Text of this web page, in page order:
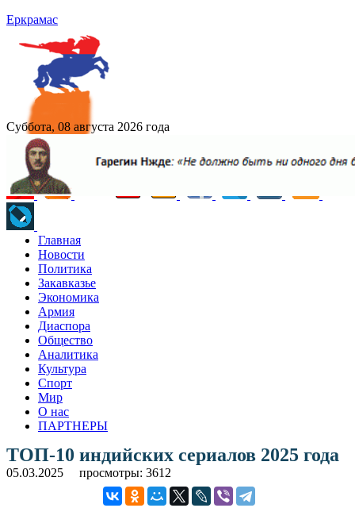
Еркрамас
Суббота, 08 августа 2026 года
Главная
Новости
Политика
Закавказье
Экономика
Армия
Диаспора
Общество
Аналитика
Культура
Спорт
Мир
О нас
ПАРТНЕРЫ
ТОП-10 индийских сериалов 2025 года
05.03.2025 просмотры: 3612